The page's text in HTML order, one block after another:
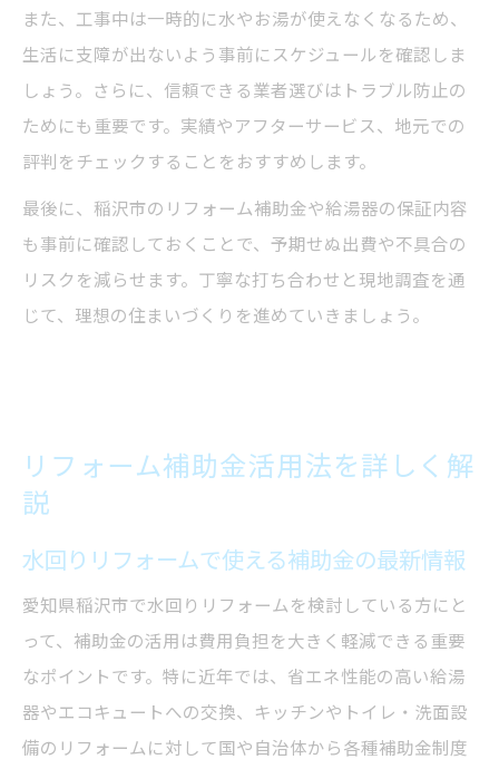
また、工事中は一時的に水やお湯が使えなくなるため、
生活に支障が出ないよう事前にスケジュールを確認しま
しょう。さらに、信頼できる業者選びはトラブル防止の
ためにも重要です。実績やアフターサービス、地元での
評判をチェックすることをおすすめします。
最後に、稲沢市のリフォーム補助金や給湯器の保証内容
も事前に確認しておくことで、予期せぬ出費や不具合の
リスクを減らせます。丁寧な打ち合わせと現地調査を通
じて、理想の住まいづくりを進めていきましょう。
リフォーム補助金活用法を詳しく解
説
水回りリフォームで使える補助金の最新情報
愛知県稲沢市で水回りリフォームを検討している方にと
って、補助金の活用は費用負担を大きく軽減できる重要
なポイントです。特に近年では、省エネ性能の高い給湯
器やエコキュートへの交換、キッチンやトイレ・洗面設
備のリフォームに対して国や自治体から各種補助金制度